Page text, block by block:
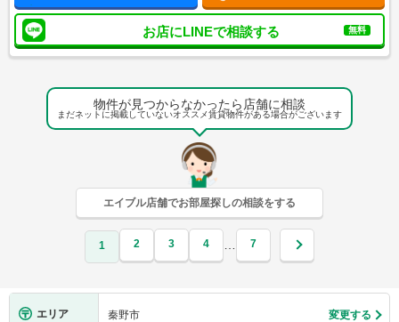
お店にLINEで相談する 無料
物件が見つからなかったら店舗に相談
まだネットに掲載していないオススメ賃貸物件がある場合がございます
エイブル店舗でお部屋探しの相談をする
1 2 3 4 … 7
エリア 秦野市 変更する